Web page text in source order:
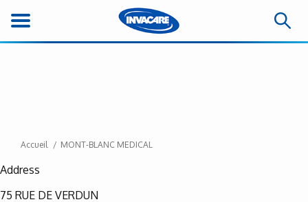
Accueil MONT-BLANC MEDICAL
Address
75 RUE DE VERDUN